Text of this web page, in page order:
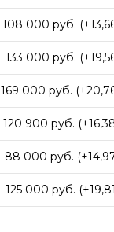
108 000 руб.
133 000 руб.
169 000 руб.
120 900 руб.
88 000 руб.
125 000 руб.